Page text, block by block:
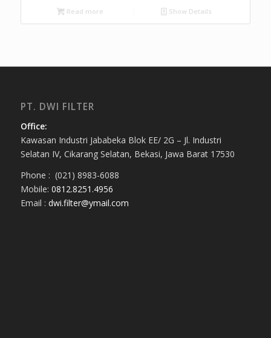
Read more Show Details
PT. DWI FILTER
Office:
Kawasan Industri Jababeka Blok EE/ 2G – Jl. Industri
Selatan IV, Cikarang Selatan, Bekasi, Jawa Barat 17530
Phone : (021) 8983-6088
Mobile: 0812.8251.4956
Email : dwi.filter@ymail.com